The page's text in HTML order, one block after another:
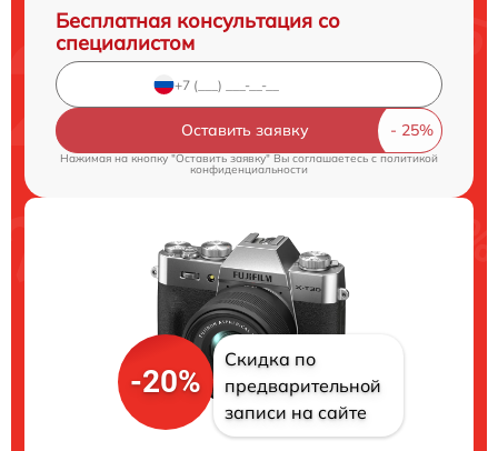
Бесплатная консультация со
специалистом
Оставить заявку
Нажимая на кнопку "Оставить заявку" Вы соглашаетесь c политикой
конфиденциальности
-20%
Скидка по
предварительной
записи на сайте